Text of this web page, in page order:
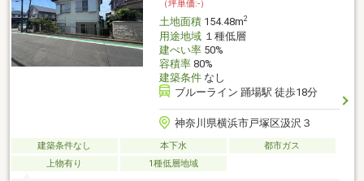
（坪単価:-）
土地面積154.48m2
用途地域１種低層
建ぺい率50%
容積率80%
建築条件なし
ブルーライン 踊場駅 徒歩18分
神奈川県横浜市戸塚区汲沢３
建築条件なし 本下水
都市ガス
上物有り
1種低層地域